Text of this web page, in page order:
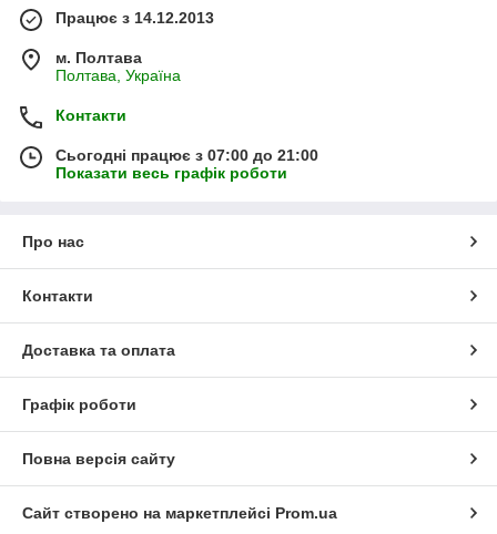
Працює з 14.12.2013
м. Полтава
Полтава, Україна
Контакти
Сьогодні працює з 07:00 до 21:00
Показати весь графік роботи
Про нас
Контакти
Доставка та оплата
Графік роботи
Повна версія сайту
Сайт створено на маркетплейсі Prom.ua